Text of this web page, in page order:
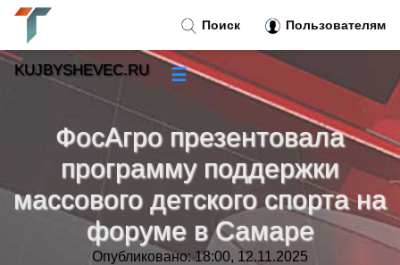
ФосАгро презентовала
программу поддержки
массового детского спорта на
форуме в Самаре
Опубликовано: 18:00, 12.11.2025
Поиск Пользователям
KUJBYSHEVEC.RU ☰
Новости
Тренды новостей»
Рубрики»
»